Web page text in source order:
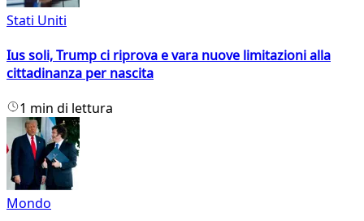
Stati Uniti
Ius soli, Trump ci riprova e vara nuove limitazioni alla
cittadinanza per nascita
1 min di lettura
Mondo